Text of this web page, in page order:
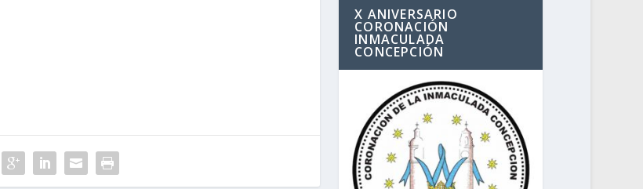
X ANIVERSARIO
CORONACIÓN
INMACULADA
CONCEPCIÓN